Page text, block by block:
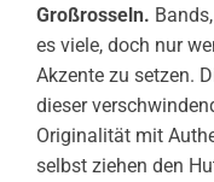
Großrosseln.
es viele, doch nur
Akzente zu setzen.
dieser
Originalität mit
selbst ziehen den